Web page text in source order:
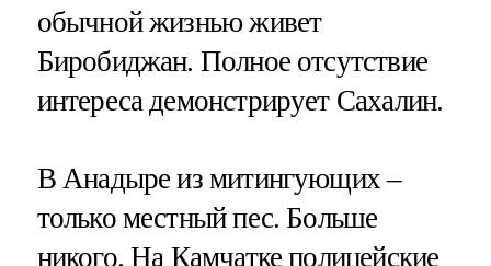
обычной жизнью живет
Биробиджан. Полное отсутствие
интереса демонстрирует Сахалин.
В Анадыре из митингующих –
только местный пес. Больше
никого. На Камчатке полицейские